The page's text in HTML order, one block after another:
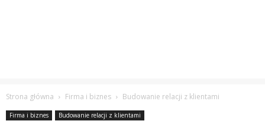
Strona główna Firma i biznes Budowanie relacji z klientami
Firma i biznes Budowanie relacji z klientami